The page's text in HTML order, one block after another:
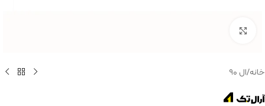
خانه/ال ۹۰